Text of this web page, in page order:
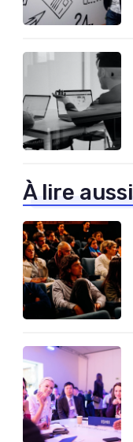
À lire aussi